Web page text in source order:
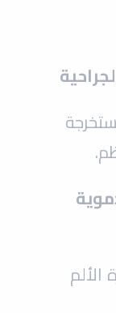
الألم